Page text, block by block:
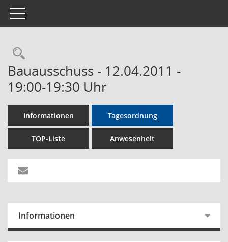
Toggle navigation
Rechercheauswahl
Bauausschuss - 12.04.2011 -
19:00-19:30 Uhr
Informationen Tagesordnung
TOP-Liste Anwesenheit
Informationen